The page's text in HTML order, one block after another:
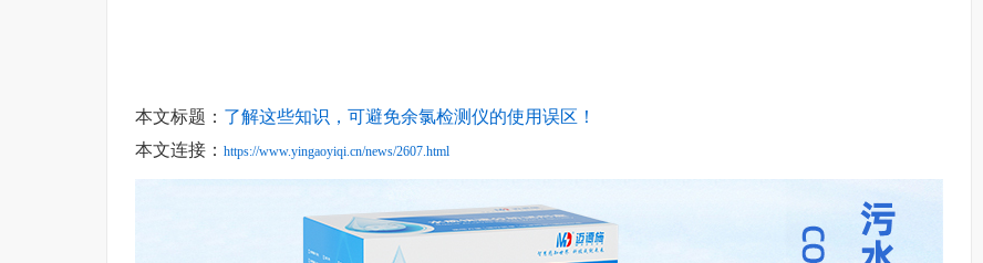
本文标题： 了解这些知识，可避免余氯检测仪的使用误区！
本文连接： https://www.yingaoyiqi.cn/news/2607.html